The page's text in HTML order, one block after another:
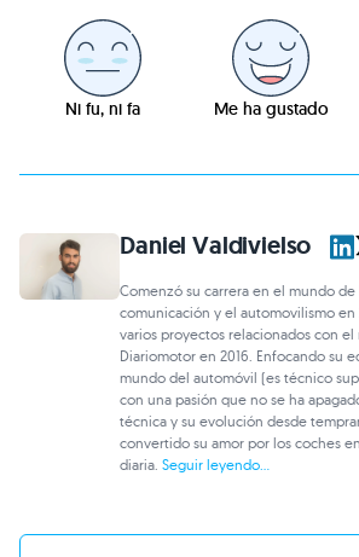
Ni fu, ni fa Me ha gustado
Daniel Valdivielso
Comenzó su carrera en el mundo
comunicación y el automovilismo en
varios proyectos relacionados con
Diariomotor en 2016. Enfocando su
mundo del automóvil (es técnico
con una pasión que no se ha
técnica y su evolución desde
convertido su amor por los coches
diaria.Seguir leyendo...